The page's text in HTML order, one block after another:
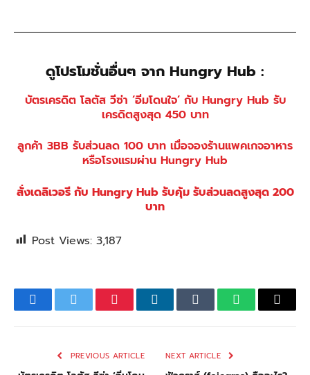
ดูโปรโมชั่นอื่นๆ จาก Hungry Hub :
บัตรเครดิต โลตัส วีซ่า ‘อิ่มโดนใจ’ กับ Hungry Hub รับ
เครดิตสูงสุด 450 บาท
ลูกค้า 3BB รับส่วนลด 100 บาท เมื่อจองร้านแพคเกจอาหาร
หรือโรงแรมผ่าน Hungry Hub
สั่งเดลิเวอรี กับ Hungry Hub รับคุ้ม รับส่วนลดสูงสุด 200
บาท
Post Views: 3,187
FacebookTwitterPinterestLinkedInTumblrWhatsApp
Email
PREVIOUS ARTICLE NEXT ARTICLE